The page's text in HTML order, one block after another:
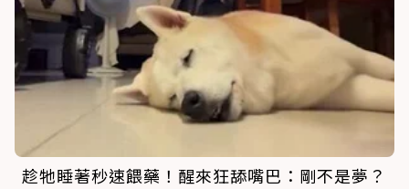
趁牠睡著秒速餵藥！醒來狂舔嘴巴：剛不是夢？